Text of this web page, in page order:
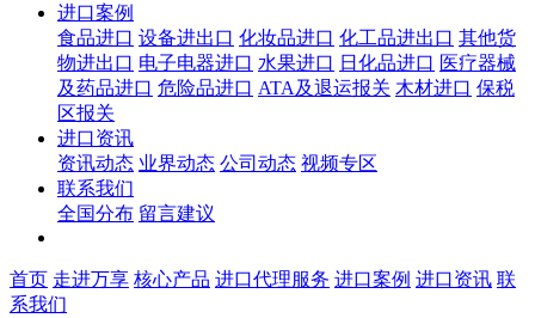
进口案例
食品进口 设备进出口 化妆品进口 化工品进出口 其他货
物进出口 电子电器进口 水果进口 日化品进口 医疗器械
及药品进口 危险品进口 ATA及退运报关 木材进口 保税
区报关
进口资讯
资讯动态 业界动态 公司动态 视频专区
联系我们
全国分布 留言建议
首页 走进万享 核心产品 进口代理服务 进口案例 进口资讯 联
系我们